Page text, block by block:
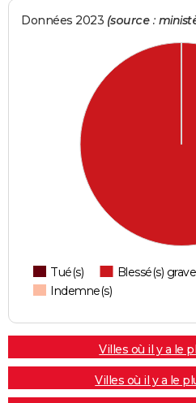
Données 2023 (source :
Tué(s) Blessé(s)
Indemne(s)
Villes où il y a le
Villes où il y a le